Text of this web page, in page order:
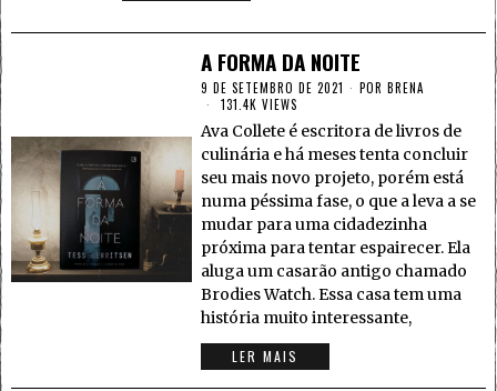
A FORMA DA NOITE
9 DE SETEMBRO DE 2021 PORBRENA
131.4K VIEWS
Ava Collete é escritora de livros de
culinária e há meses tenta concluir
seu mais novo projeto, porém está
numa péssima fase, o que a leva a se
mudar para uma cidadezinha
próxima para tentar espairecer. Ela
aluga um casarão antigo chamado
Brodies Watch. Essa casa tem uma
história muito interessante,
LER MAIS